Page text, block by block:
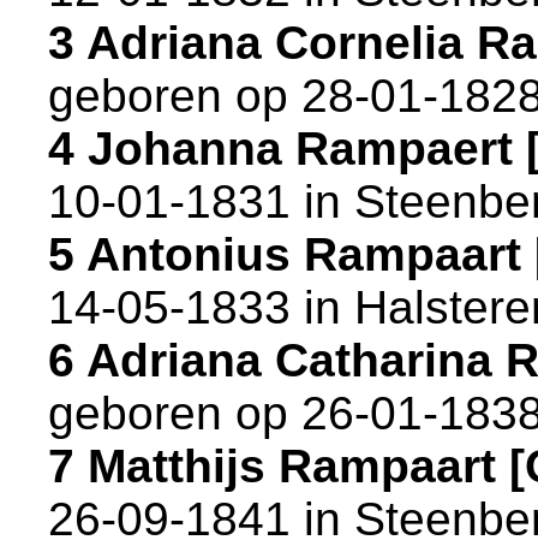
3 Adriana Cornelia
geboren op 28-01-
4 Johanna Rampaert
10-01-1831 in
5 Antonius Rampaart
14-05-1833 in
6 Adriana Catharina
geboren op 26-01-
7 Matthijs Rampaart
26-09-1841 in